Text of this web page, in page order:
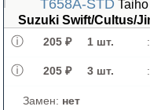
T658A-STD Taiho
Suzuki Swift/Cultus/
205 ₽ 1 шт. :
205 ₽ 3 шт. :
Замен: нет